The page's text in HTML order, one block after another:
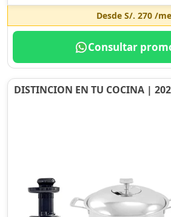
Desde S/. 270/
Consultar
DISTINCION EN TU COCINA |